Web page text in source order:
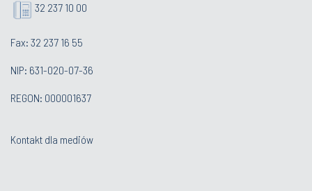
32 237 10 00
Fax: 32 237 16 55
NIP: 631-020-07-36
REGON: 000001637
Kontakt dla mediów